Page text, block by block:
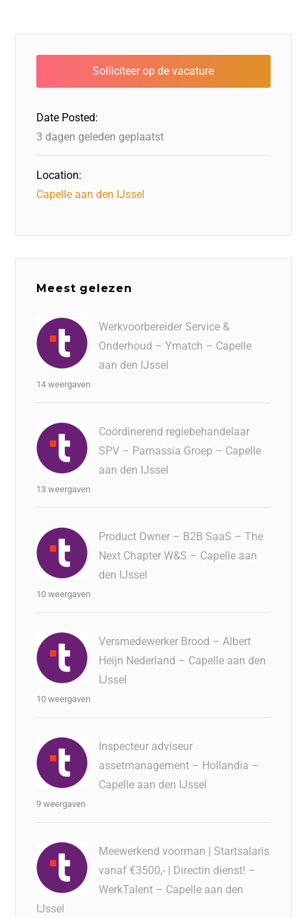
e
b
o
o
k
o
d
o
n
e
dI
n
s
A
p
l
n
Date Posted:
3 dagen geleden geplaatst
Location:
Capelle aan den IJssel
Meest gelezen
Werkvoorbereider Service &
Onderhoud – Ymatch – Capelle
aan den IJssel
14 weergaven
Coördinerend regiebehandelaar
SPV – Parnassia Groep – Capelle
aan den IJssel
13 weergaven
Product Owner – B2B SaaS – The
Next Chapter W&S – Capelle aan
den IJssel
10 weergaven
Versmedewerker Brood – Albert
Heijn Nederland – Capelle aan den
IJssel
10 weergaven
Inspecteur adviseur
assetmanagement – Hollandia –
Capelle aan den IJssel
9 weergaven
Meewerkend voorman | Startsalaris
vanaf €3500,- | Directin dienst! –
WerkTalent – Capelle aan den
IJssel